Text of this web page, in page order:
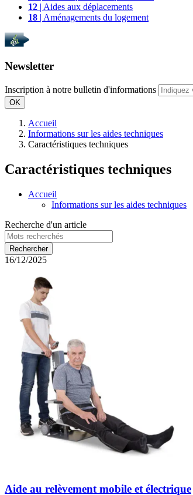
12 | Aides aux déplacements
18 | Aménagements du logement
Newsletter
Inscription à notre bulletin d'informations
OK
Accueil
Informations sur les aides techniques
Caractéristiques techniques
Caractéristiques techniques
Accueil
Informations sur les aides techniques
Recherche d'un article
16/12/2025
Aide au relèvement mobile et électrique